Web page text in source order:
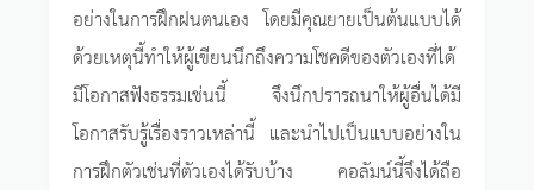
อย่างในการฝึกฝนตนเอง โดยมีคุณยายเป็นต้นแบบได้
ด้วยเหตุนี้ทำให้ผู้เขียนนึกถึงความโชคดีของตัวเองที่ได้
มีโอกาสฟังธรรมเช่นนี้ จึงนึกปรารถนาให้ผู้อื่นได้มี
โอกาสรับรู้เรื่องราวเหล่านี้ และนำไปเป็นแบบอย่างใน
การฝึกตัวเช่นที่ตัวเองได้รับบ้าง คอลัมน์นี้จึงได้ถือ